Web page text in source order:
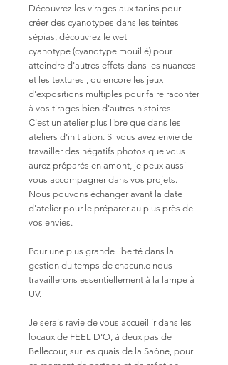
Découvrez les virages aux tanins pour
créer des cyanotypes dans les teintes
sépias, découvrez le wet
cyanotype (cyanotype mouillé) pour
atteindre d'autres effets dans les nuances
et les textures , ou encore les jeux
d'expositions multiples pour faire raconter
à vos tirages bien d'autres histoires.
C'est un atelier plus libre que dans les
ateliers d'initiation. Si vous avez envie de
travailler des négatifs photos que vous
aurez préparés en amont, je peux aussi
vous accompagner dans vos projets.
Nous pouvons échanger avant la date
d'atelier pour le préparer au plus près de
vos envies.
Pour une plus grande liberté dans la
gestion du temps de chacun.e nous
travaillerons essentiellement à la lampe à
UV.
Je serais ravie de vous accueillir dans les
locaux de FEEL D'O, à deux pas de
Bellecour, sur les quais de la Saône, pour